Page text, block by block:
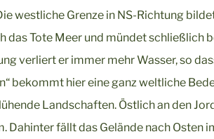
westliche Grenze in NS-Richtung
das Tote Meer und mündet schließlich
verliert er immer mehr Wasser, so
bekommt hier eine ganz weltliche
Landschaften. Östlich an den
Dahinter fällt das Gelände nach